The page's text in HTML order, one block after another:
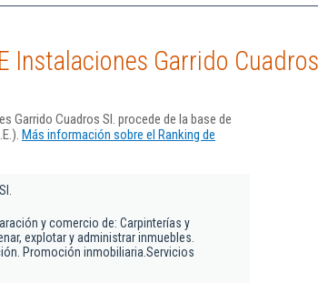
Instalaciones Garrido
Garrido Cuadros Sl. procede de la base de
Más información sobre el Ranking de
y comercio de: Carpinterías y
explotar y administrar inmuebles.
Promoción inmobiliaria.Servicios